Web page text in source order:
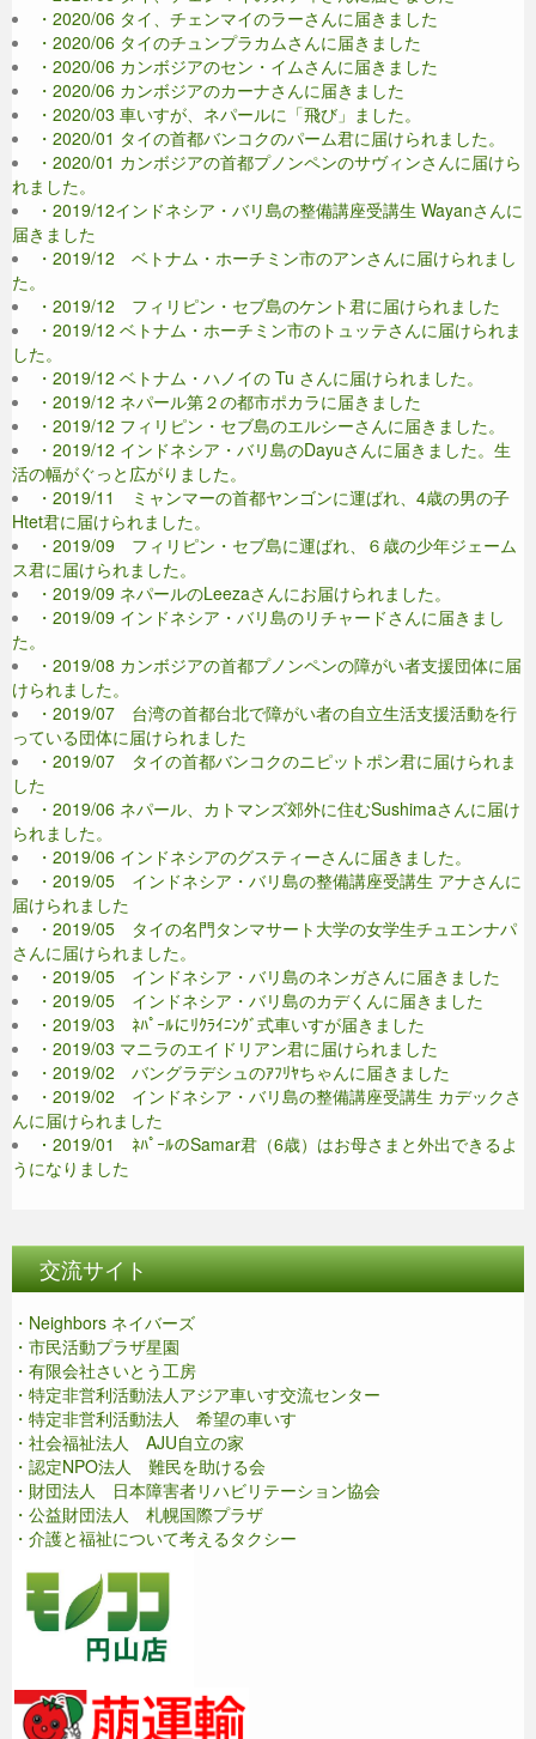
・2020/06 タイ、チェンマイのラーさんに届きました
・2020/06 タイのチュンプラカムさんに届きました
・2020/06 カンボジアのセン・イムさんに届きました
・2020/06 カンボジアのカーナさんに届きました
・2020/03 車いすが、ネパールに「飛び」ました。
・2020/01 タイの首都バンコクのパーム君に届けられました。
・2020/01 カンボジアの首都プノンペンのサヴィンさんに届けら
れました。
・2019/12インドネシア・バリ島の整備講座受講生 Wayanさんに
届きました
・2019/12 ベトナム・ホーチミン市のアンさんに届けられまし
た。
・2019/12 フィリピン・セブ島のケント君に届けられました
・2019/12 ベトナム・ホーチミン市のトュッテさんに届けられま
した。
・2019/12 ベトナム・ハノイの Tu さんに届けられました。
・2019/12 ネパール第２の都市ポカラに届きました
・2019/12 フィリピン・セブ島のエルシーさんに届きました。
・2019/12 インドネシア・バリ島のDayuさんに届きました。生
活の幅がぐっと広がりました。
・2019/11 ミャンマーの首都ヤンゴンに運ばれ、4歳の男の子
Htet君に届けられました。
・2019/09 フィリピン・セブ島に運ばれ、６歳の少年ジェーム
ス君に届けられました。
・2019/09 ネパールのLeezaさんにお届けられました。
・2019/09 インドネシア・バリ島のリチャードさんに届きまし
た。
・2019/08 カンボジアの首都プノンペンの障がい者支援団体に届
けられました。
・2019/07 台湾の首都台北で障がい者の自立生活支援活動を行
っている団体に届けられました
・2019/07 タイの首都バンコクのニピットポン君に届けられま
した
・2019/06 ネパール、カトマンズ郊外に住むSushimaさんに届け
られました。
・2019/06 インドネシアのグスティーさんに届きました。
・2019/05 インドネシア・バリ島の整備講座受講生 アナさんに
届けられました
・2019/05 タイの名門タンマサート大学の女学生チュエンナパ
さんに届けられました。
・2019/05 インドネシア・バリ島のネンガさんに届きました
・2019/05 インドネシア・バリ島のカデくんに届きました
・2019/03 ﾈﾊﾟｰﾙにﾘｸﾗｲﾆﾝｸﾞ式車いすが届きました
・2019/03 マニラのエイドリアン君に届けられました
・2019/02 バングラデシュのｱﾌﾘﾔちゃんに届きました
・2019/02 インドネシア・バリ島の整備講座受講生 カデックさ
んに届けられました
・2019/01 ﾈﾊﾟｰﾙのSamar君（6歳）はお母さまと外出できるよ
うになりました
交流サイト
・Neighbors ネイバーズ
・市民活動プラザ星園
・有限会社さいとう工房
・特定非営利活動法人アジア車いす交流センター
・特定非営利活動法人 希望の車いす
・社会福祉法人 AJU自立の家
・認定NPO法人 難民を助ける会
・財団法人 日本障害者リハビリテーション協会
・公益財団法人 札幌国際プラザ
・介護と福祉について考えるタクシー